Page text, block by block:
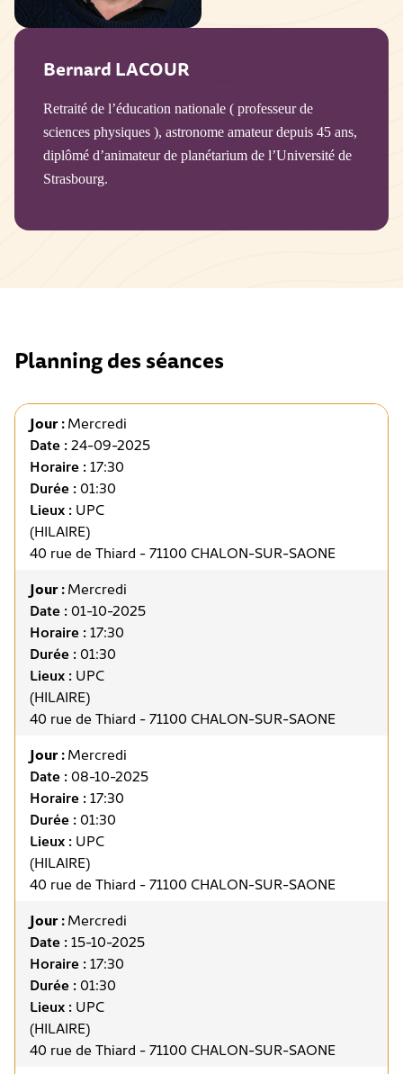
Bernard LACOUR
Retraité de l’éducation nationale ( professeur de
sciences physiques ), astronome amateur depuis 45 ans,
diplômé d’animateur de planétarium de l’Université de
Strasbourg.
Planning des séances
Jour :Mercredi
Date :24-09-2025
Horaire :17:30
Durée :01:30
Lieux : UPC
(HILAIRE)
40 rue de Thiard - 71100 CHALON-SUR-SAONE
Jour :Mercredi
Date :01-10-2025
Horaire :17:30
Durée :01:30
Lieux : UPC
(HILAIRE)
40 rue de Thiard - 71100 CHALON-SUR-SAONE
Jour :Mercredi
Date :08-10-2025
Horaire :17:30
Durée :01:30
Lieux : UPC
(HILAIRE)
40 rue de Thiard - 71100 CHALON-SUR-SAONE
Jour :Mercredi
Date :15-10-2025
Horaire :17:30
Durée :01:30
Lieux : UPC
(HILAIRE)
40 rue de Thiard - 71100 CHALON-SUR-SAONE